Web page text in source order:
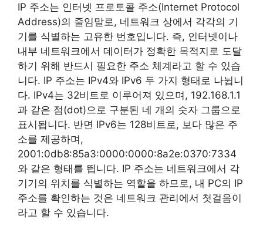
IP 주소는 인터넷 프로토콜 주소(Internet Protocol
Address)의 줄임말로, 네트워크 상에서 각각의 기
기를 식별하는 고유한 번호입니다. 즉, 인터넷이나
내부 네트워크에서 데이터가 정확한 목적지로 도달
하기 위해 반드시 필요한 주소 체계라고 할 수 있습
니다. IP 주소는 IPv4와 IPv6 두 가지 형태로 나뉩니
다. IPv4는 32비트로 이루어져 있으며, 192.168.1.1
과 같은 점(dot)으로 구분된 네 개의 숫자 그룹으로
표시됩니다. 반면 IPv6는 128비트로, 보다 많은 주
소를 제공하며,
2001:0db8:85a3:0000:0000:8a2e:0370:7334
와 같은 형태를 띕니다. IP 주소는 네트워크에서 각
기기의 위치를 식별하는 역할을 하므로, 내 PC의 IP
주소를 확인하는 것은 네트워크 관리에서 첫걸음이
라고 할 수 있습니다.